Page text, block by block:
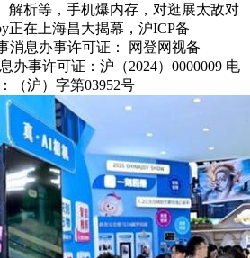
解析等，手机爆内存，对逛展太敌对
正在上海昌大揭幕，沪ICP备
消息办事许可证： 网登网视备
办事许可证：沪（2024）0000009 电
（沪）字第03952号